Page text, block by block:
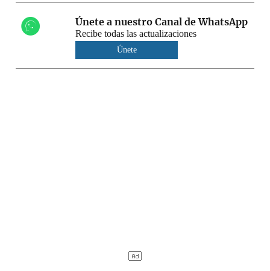
Únete a nuestro Canal de WhatsApp
Recibe todas las actualizaciones
Únete